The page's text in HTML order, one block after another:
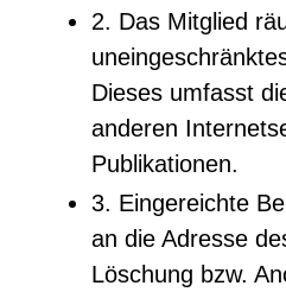
2. Das Mitglied
Dieses umfasst
anderen
Publikationen.
3. Eingereichte
an die Adresse
Löschung bzw.